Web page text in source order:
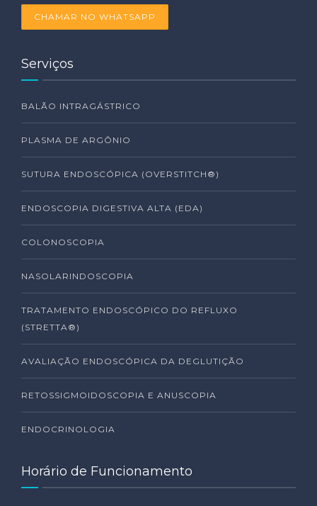
CHAMAR NO WHATSAPP
Serviços
BALÃO INTRAGÁSTRICO
PLASMA DE ARGÔNIO
SUTURA ENDOSCÓPICA (OVERSTITCH®)
ENDOSCOPIA DIGESTIVA ALTA (EDA)
COLONOSCOPIA
NASOLARINDOSCOPIA
TRATAMENTO ENDOSCÓPICO DO REFLUXO
(STRETTA®)
AVALIAÇÃO ENDOSCÓPICA DA DEGLUTIÇÃO
RETOSSIGMOIDOSCOPIA E ANUSCOPIA
ENDOCRINOLOGIA
Horário de Funcionamento